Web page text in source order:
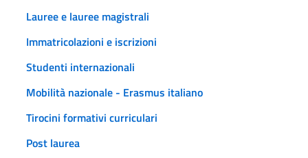
Lauree e lauree magistrali
Immatricolazioni e iscrizioni
Studenti internazionali
Mobilità nazionale - Erasmus italiano
Tirocini formativi curriculari
Post laurea